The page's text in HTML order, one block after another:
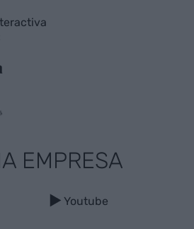
EMPRESA
Youtube